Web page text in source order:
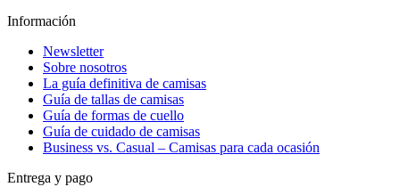
Información
Newsletter
Sobre nosotros
La guía definitiva de camisas
Guía de tallas de camisas
Guía de formas de cuello
Guía de cuidado de camisas
Business vs. Casual – Camisas para cada ocasión
Entrega y pago